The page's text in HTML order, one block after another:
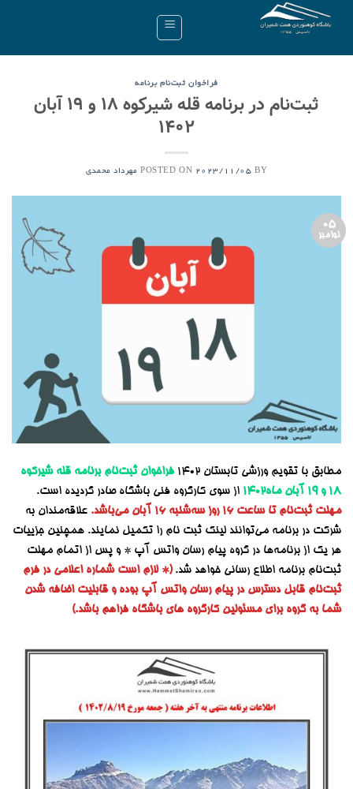
فراخوان ثبت‌نام برنامه
ثبت‌نام در برنامه‌ قله شیرکوه ۱۸ و ۱۹ آبان
۱۴۰۲
POSTED ON 2023/11/05 BY مهرداد محمدی
05
نوامبر
مطابق با تقویم ورزشی تابستان ۱۴۰۲ فراخوان ثبت‌نامبرنامه‌ قله شیرکوه
۱۸ و ۱۹ آبان
ماه۱۴۰۲
از سوی کارگروه فنی باشگاه صادر گردیده است.
مهلت ثبت‌نام تا ساعت ۱۶ روز سه‌شنبه ۱۶ آبان می‌باشد.
علاقه‌مندان به
شرکت در برنامه می‌توانند لینک ثبت نام را تکمیل نمایند. همچنین جزییات
هر یک از برنامه‌ها در گروه پیام رسان واتس آپ * و پس از اتمام مهلت
ثبت‌نام برنامه اطلاع رسانی خواهد شد. (* لازم است شماره اعلامی در فرم
ثبت‌نام قابل دسترس در پیام رسان واتس آپ بوده و قابلیت اضافه شدن
شما به گروه برای مسئولین کارگروه های باشگاه فراهم باشد.)